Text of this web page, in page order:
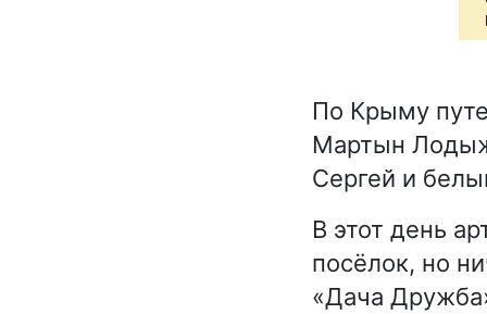
По Крыму
Мартын
Сергей и
В этот день
посёлок, но
«Дача